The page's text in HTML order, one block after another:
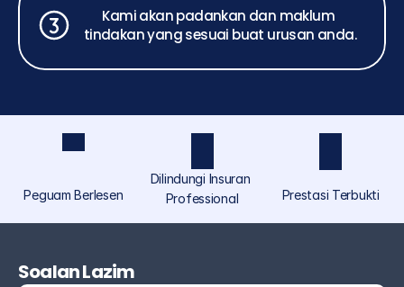
Kami akan padankan dan maklum
tindakan yang sesuai buat urusan anda.
Peguam Berlesen
Dilindungi Insuran
Professional
Prestasi Terbukti
Soalan Lazim
ramai di bawah Akmal Saufi & Co, menyediakan